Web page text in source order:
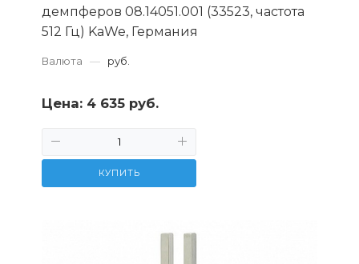
демпферов 08.14051.001 (33523, частота
512 Гц) KaWe, Германия
Валюта — руб.
Цена: 4 635 руб.
КУПИТЬ